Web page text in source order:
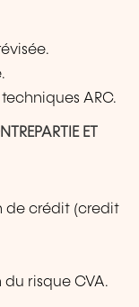
ARC.
ET
de crédit (credit
du risque CVA.